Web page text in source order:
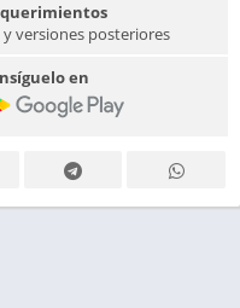
y versiones posteriores
en